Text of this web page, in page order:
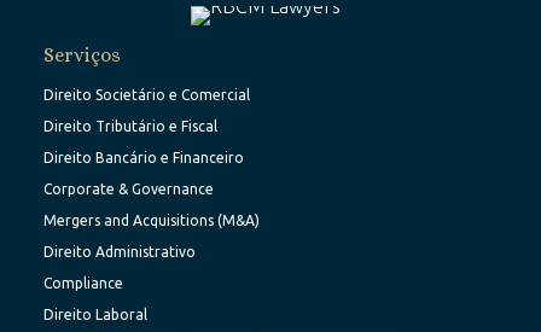
Serviços
Direito Societário e Comercial
Direito Tributário e Fiscal
Direito Bancário e Financeiro
Corporate & Governance
Mergers and Acquisitions (M&A)
Direito Administrativo
Compliance
Direito Laboral